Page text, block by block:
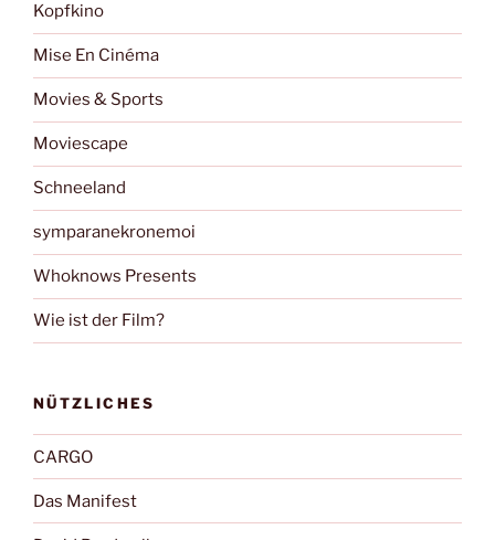
Kopfkino
Mise En Cinéma
Movies & Sports
Moviescape
Schneeland
symparanekronemoi
Whoknows Presents
Wie ist der Film?
NÜTZLICHES
CARGO
Das Manifest